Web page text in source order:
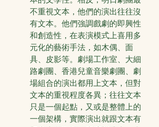
不重視文本，他們的演出往往沒
有文本。他們強調戲劇的即興性
和創造性，在表演模式上喜用多
元化的藝術手法，如木偶、面
具、皮影等。劇場工作室、大細
路劇團、香港兒童音樂劇團、劇
場組合的演出都用上文本，但對
文本的重視程度各異；往往文本
只是一個起點，又或是整體上的
一個架構，實際演出就跟文本有